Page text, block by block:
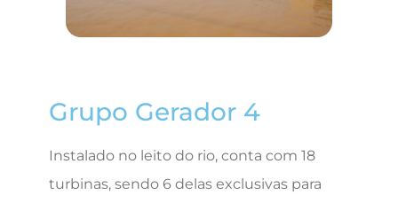
Grupo Gerador 4
Instalado no leito do rio, conta com 18
turbinas, sendo 6 delas exclusivas para